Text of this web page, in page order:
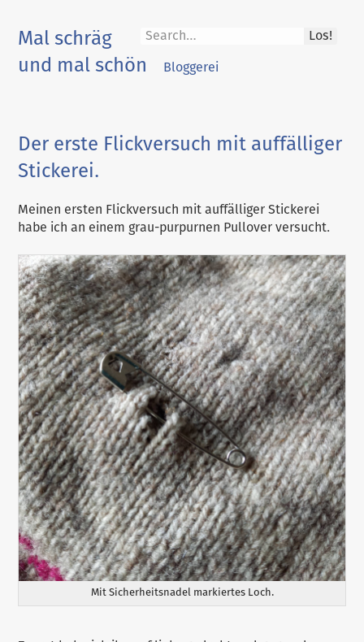
content
Los!
Mal schräg
und mal schön
Bloggerei
Der erste Flickversuch mit auffälliger
Stickerei.
Meinen ersten Flickversuch mit auffälliger Stickerei
habe ich an einem grau-purpurnen Pullover versucht.
Mit Sicherheitsnadel markiertes Loch.